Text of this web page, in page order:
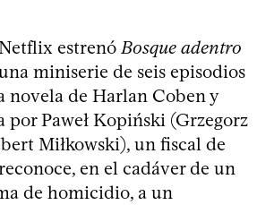
estrenóBosque adentro
miniserie de seis episodios
novela de Harlan Coben y
por Paweł Kopiński (Grzegorz
Miłkowski), un fiscal de
en el cadáver de un
de homicidio, a un